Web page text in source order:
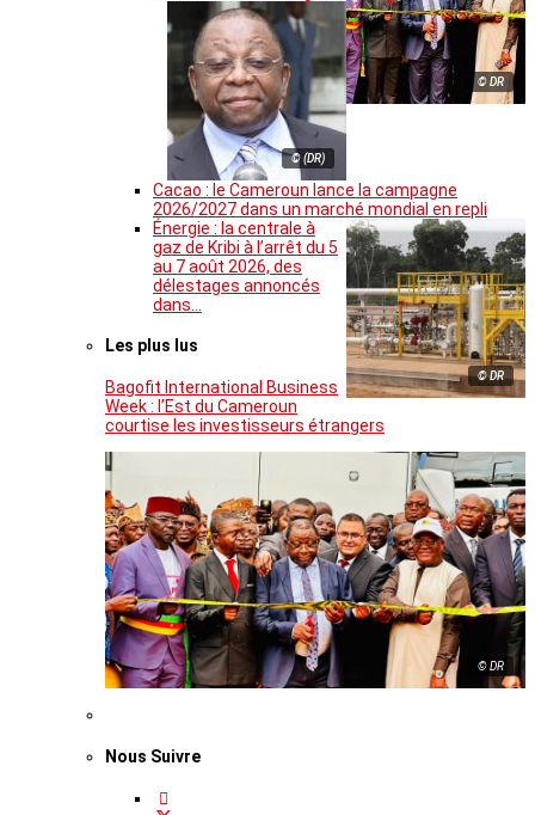
© DR
© (DR)
Cacao : le Cameroun lance la campagne
2026/2027 dans un marché mondial en repli
© DR
Énergie : la centrale à
gaz de Kribi à l’arrêt du 5
au 7 août 2026, des
délestages annoncés
dans…
Les plus lus
Bagofit International Business
Week : l’Est du Cameroun
courtise les investisseurs étrangers
© DR
Nous Suivre